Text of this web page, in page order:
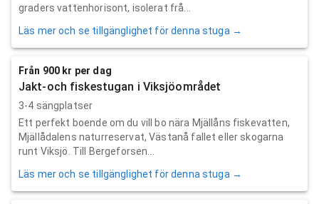
graders vattenhorisont, isolerat frå...
Läs mer och se tillgänglighet för denna stuga →
Från 900 kr per dag
Jakt-och fiskestugan i Viksjöområdet
3-4 sängplatser
Ett perfekt boende om du vill bo nära Mjällåns fiskevatten,
Mjällådalens naturreservat, Västanå fallet eller skogarna
runt Viksjö. Till Bergeforsen...
Läs mer och se tillgänglighet för denna stuga →